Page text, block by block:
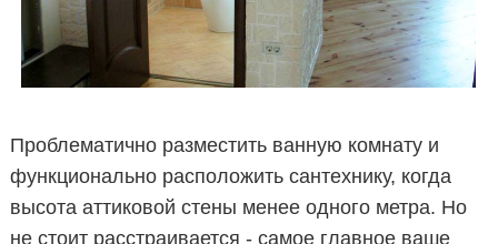
Проблематично разместить ванную комнату и
функционально расположить сантехнику, когда
высота аттиковой стены менее одного метра. Но
не стоит расстраивается - самое главное ваше